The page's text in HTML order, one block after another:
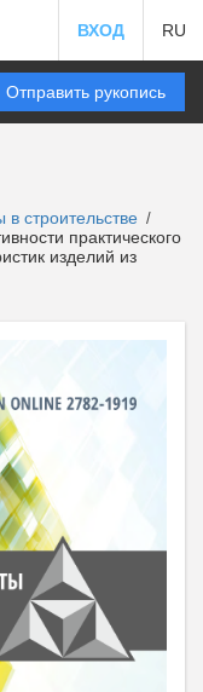
ВХОД RU
Отправить рукопись
строительстве /
практического
изделий из